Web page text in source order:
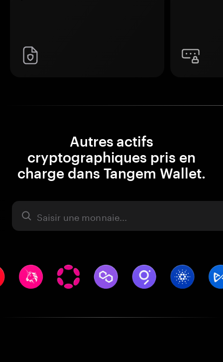
Autres actifs
cryptographiques pris en
charge dans Tangem Wallet.
Actifs